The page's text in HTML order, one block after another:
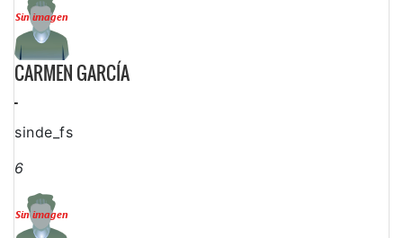
CARMEN GARCÍA
-
sinde_fs
6